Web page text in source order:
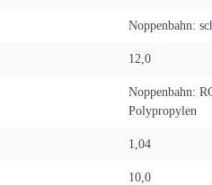
Noppenbahn:
12,0
Noppenbahn:
Polypropylen
1,04
10,0